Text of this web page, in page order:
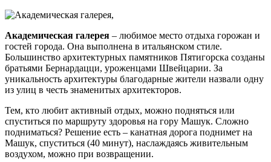
Академическая галерея – любимое место отдыха горожан и
гостей города. Она выполнена в итальянском стиле.
Большинство архитектурных памятников Пятигорска созданы
братьями Бернардацци, уроженцами Швейцарии. За
уникальность архитектуры благодарные жители назвали одну
из улиц в честь знаменитых архитекторов.
Тем, кто любит активный отдых, можно подняться или
спуститься по маршруту здоровья на гору Машук. Сложно
подниматься? Решение есть – канатная дорога поднимет на
Машук, спуститься (40 минут), наслаждаясь живительным
воздухом, можно при возвращении.